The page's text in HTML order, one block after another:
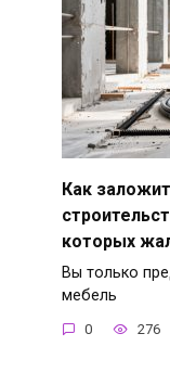
Как
которых
Вы только
мебель
0 276